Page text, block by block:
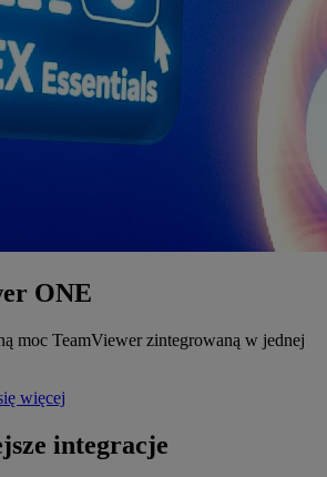
ONE
moc TeamViewer zintegrowaną w jednej
więcej
integracje